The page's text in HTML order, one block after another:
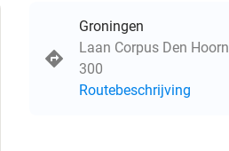
Groningen
Laan Corpus Den Hoorn
300
Routebeschrijving